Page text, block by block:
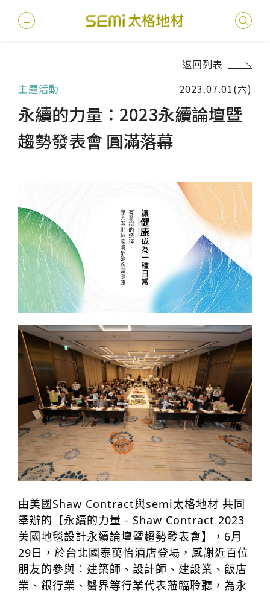
產
設
AI
產品總覽
德國耐
美國設計
伊格疏
PVC複
伊格潛
SPC礦石
運
歐洲
美國 LVT
GTI裝
PVC南
PVC複
PVC
健康・永續
台灣
太格
隔
碳足
地面誌
AI報你
商辦
學校
電子
服務優勢
教
semi太格
關於我們
企
下載・影音
返回列表
主題活動
2023.07.01(六)
永續的力量：2023永續論壇暨
趨勢發表會 圓滿落幕
由美國Shaw Contract與semi太格地材 共同
舉辦的【永續的力量 - Shaw Contract 2023
美國地毯設計永續論壇暨趨勢發表會】，6月
29日，於台北國泰萬怡酒店登場，感謝近百位
朋友的參與：建築師、設計師、建設業、飯店
業、銀行業、醫界等行業代表蒞臨聆聽，為永